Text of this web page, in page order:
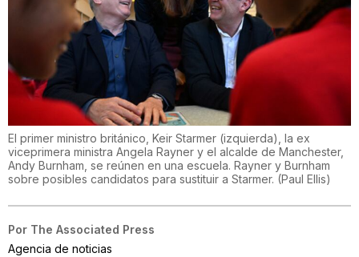
El primer ministro británico, Keir Starmer (izquierda), la ex
viceprimera ministra Angela Rayner y el alcalde de Manchester,
Andy Burnham, se reúnen en una escuela. Rayner y Burnham
sobre posibles candidatos para sustituir a Starmer. (Paul Ellis)
Por The Associated Press
Agencia de noticias